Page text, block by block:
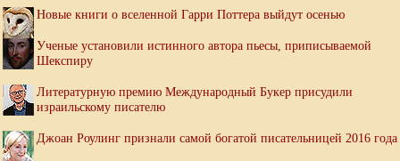
Новые книги о вселенной Гарри Поттера выйдут осенью
Ученые установили истинного автора пьесы, приписываемой
Шекспиру
Литературную премию Международный Букер присудили
израильскому писателю
Джоан Роулинг признали самой богатой писательницей 2016 года